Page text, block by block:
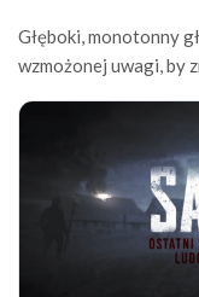
Głęboki, monotonny
wzmożonej uwagi, by